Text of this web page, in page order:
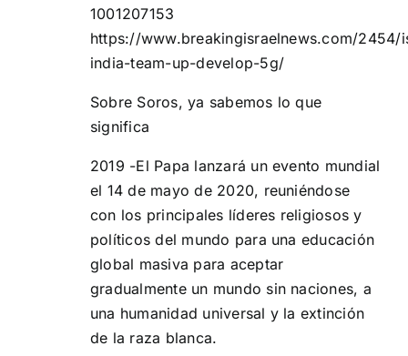
1001207153
https://www.breakingisraelnews.com/2454/
india-team-up-develop-5g/
Sobre Soros, ya sabemos lo que
significa
2019 -El Papa lanzará un evento mundial
el 14 de mayo de 2020, reuniéndose
con los principales líderes religiosos y
políticos del mundo para una educación
global masiva para aceptar
gradualmente un mundo sin naciones, a
una humanidad universal y la extinción
de la raza blanca.